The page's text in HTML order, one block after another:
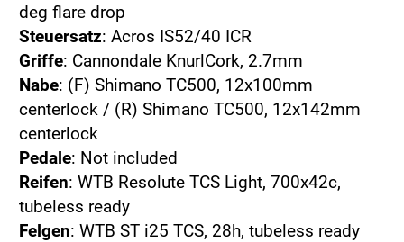
deg flare drop
Steuersatz: Acros IS52/40 ICR
Griffe: Cannondale KnurlCork, 2.7mm
Nabe: (F) Shimano TC500, 12x100mm
centerlock / (R) Shimano TC500, 12x142mm
centerlock
Pedale: Not included
Reifen: WTB Resolute TCS Light, 700x42c,
tubeless ready
Felgen: WTB ST i25 TCS, 28h, tubeless ready